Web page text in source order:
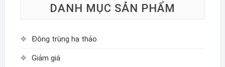
DANH MỤC SẢN PHẨM
Đông trùng hạ thảo
Giảm giá